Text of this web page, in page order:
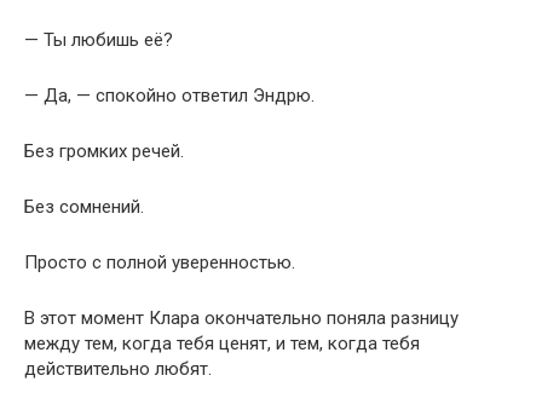
— Ты любишь её?
— Да, — спокойно ответил Эндрю.
Без громких речей.
Без сомнений.
Просто с полной уверенностью.
В этот момент Клара окончательно поняла разницу
между тем, когда тебя ценят, и тем, когда тебя
действительно любят.